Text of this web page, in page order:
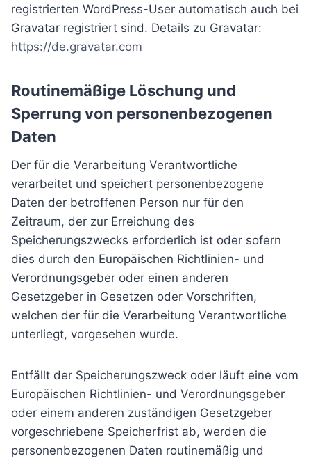
registrierten WordPress-User automatisch auch bei
Gravatar registriert sind. Details zu Gravatar:
https://de.gravatar.com
Routinemäßige Löschung und
Sperrung von personenbezogenen
Daten
Der für die Verarbeitung Verantwortliche
verarbeitet und speichert personenbezogene
Daten der betroffenen Person nur für den
Zeitraum, der zur Erreichung des
Speicherungszwecks erforderlich ist oder sofern
dies durch den Europäischen Richtlinien- und
Verordnungsgeber oder einen anderen
Gesetzgeber in Gesetzen oder Vorschriften,
welchen der für die Verarbeitung Verantwortliche
unterliegt, vorgesehen wurde.
Entfällt der Speicherungszweck oder läuft eine vom
Europäischen Richtlinien- und Verordnungsgeber
oder einem anderen zuständigen Gesetzgeber
vorgeschriebene Speicherfrist ab, werden die
personenbezogenen Daten routinemäßig und